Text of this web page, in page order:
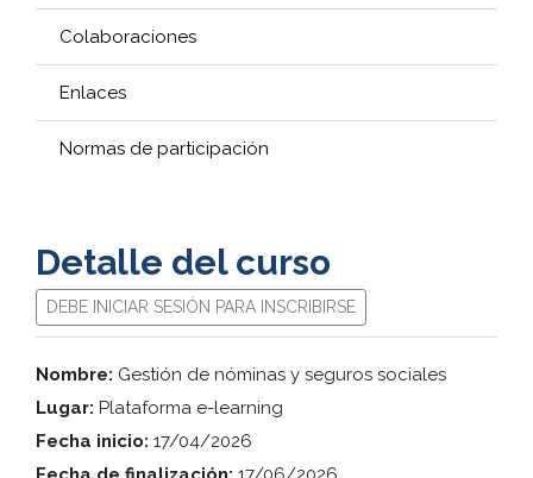
Colaboraciones
Enlaces
Normas de participación
Detalle del curso
DEBE INICIAR SESIÓN PARA INSCRIBIRSE
Nombre: Gestión de nóminas y seguros sociales
Lugar: Plataforma e-learning
Fecha inicio: 17/04/2026